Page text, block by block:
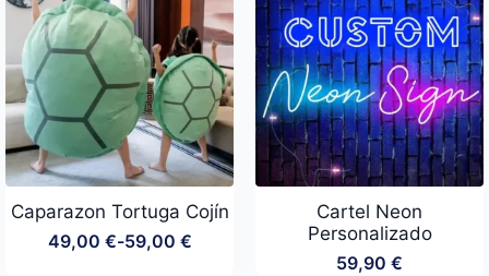
Caparazon Tortuga Cojín
49,00 €-59,00 €
Rango
Cartel Neon
Personalizado
59,90 €